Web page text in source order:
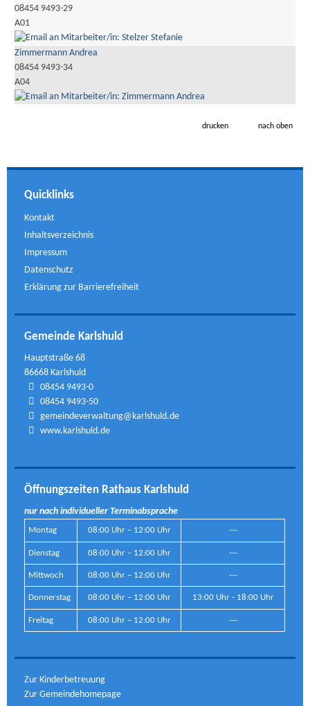
08454 9493-29
A01
Zimmermann Andrea
08454 9493-34
A04
drucken nach oben
Quicklinks
Kontakt
Inhaltsverzeichnis
Impressum
Datenschutz
Erklärung zur Barrierefreiheit
Gemeinde Karlshuld
Hauptstraße 68
86668 Karlshuld
08454 9493-0
08454 9493-50
gemeindeverwaltung@karlshuld.de
www.karlshuld.de
Öffnungszeiten Rathaus Karlshuld
nur nach individueller Terminabsprache
Montag 08:00 Uhr – 12:00 Uhr ---
Dienstag 08:00 Uhr – 12:00 Uhr ---
Mittwoch 08:00 Uhr – 12:00 Uhr ---
Donnerstag 08:00 Uhr – 12:00 Uhr 13:00 Uhr - 18:00 Uhr
Freitag 08:00 Uhr – 12:00 Uhr ---
Zur Kinderbetreuung
Zur Gemeindehomepage